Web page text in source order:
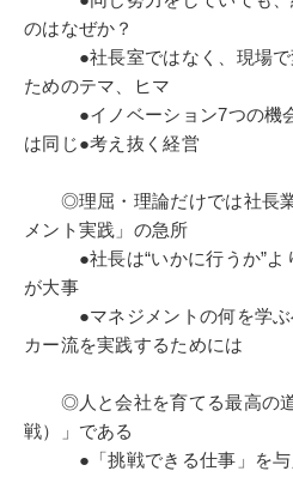
フィードバックする、ドラ
ントの語り部”である
のはなぜか？
●社長室ではなく、現場で
ためのテマ、ヒマ
●イノベーション7つの機会
は同じ●考え抜く経営
◎理屈・理論だけでは社長業
メント実践」の急所
●社長は“いかに行うか”より
が大事
●マネジメントの何を学ぶ
カー流を実践するためには
◎人と会社を育てる最高の道
戦）」である
●「挑戦できる仕事」を与え